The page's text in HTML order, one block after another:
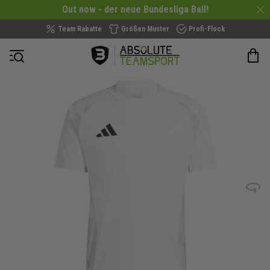
Out now - der neue Bundesliga Ball!
Team Rabatte Größen Muster Profi-Flock
Navigation öffnen